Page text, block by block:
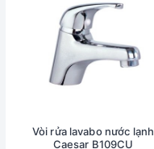
Vòi rửa lavabo nước lạnh
Caesar B109CU